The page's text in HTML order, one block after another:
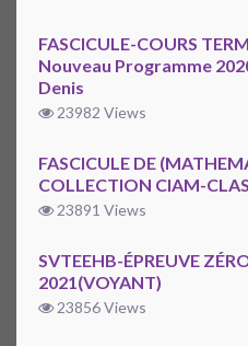
FASCICULE-COURS
Nouveau Programme
Denis
23982 Views
FASCICULE DE
COLLECTION CIAM-
23891 Views
SVTEEHB-ÉPREUVE
2021(VOYANT)
23856 Views